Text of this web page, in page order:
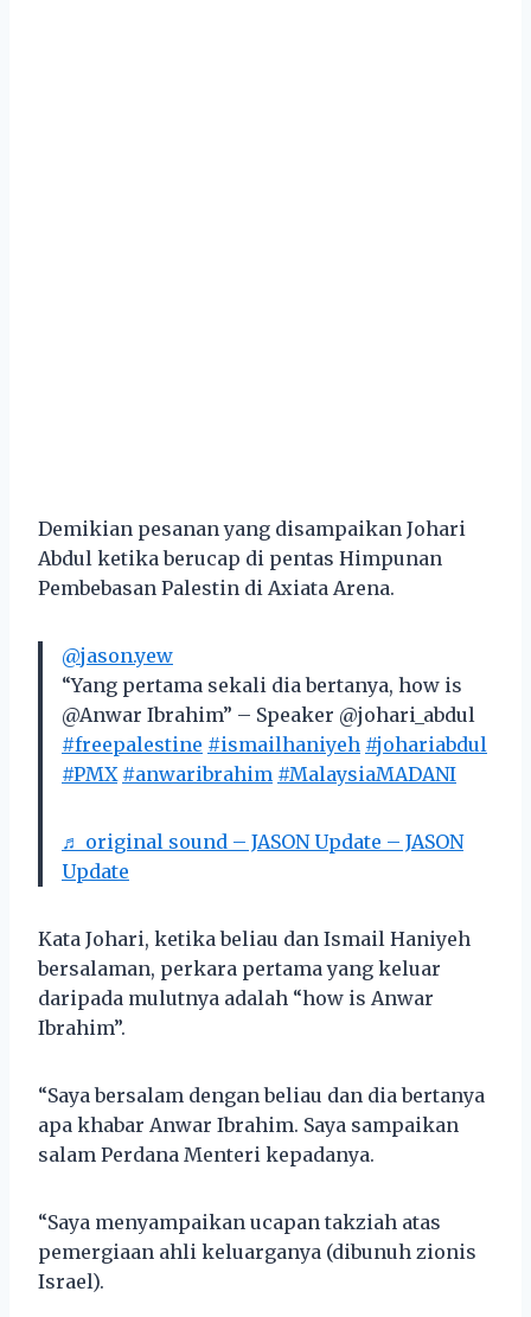
Demikian pesanan yang disampaikan Johari
Abdul ketika berucap di pentas Himpunan
Pembebasan Palestin di Axiata Arena.
@jason.yew
“Yang pertama sekali dia bertanya, how is
@Anwar Ibrahim” – Speaker @johari_abdul
#freepalestine #ismailhaniyeh #johariabdul
#PMX #anwaribrahim #MalaysiaMADANI
♬ original sound – JASON Update – JASON
Update
Kata Johari, ketika beliau dan Ismail Haniyeh
bersalaman, perkara pertama yang keluar
daripada mulutnya adalah “how is Anwar
Ibrahim”.
“Saya bersalam dengan beliau dan dia bertanya
apa khabar Anwar Ibrahim. Saya sampaikan
salam Perdana Menteri kepadanya.
“Saya menyampaikan ucapan takziah atas
pemergiaan ahli keluarganya (dibunuh zionis
Israel).